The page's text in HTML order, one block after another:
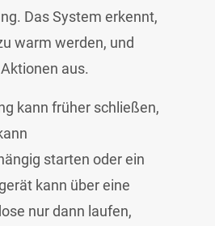
Das System erkennt,
warm werden, und
aus.
kann früher schließen,
starten oder ein
kann über eine
nur dann laufen,